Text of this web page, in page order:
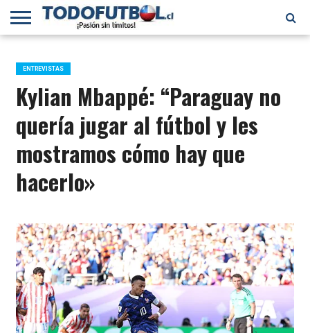
PRIMERA
B
SELECCIÓN
CHILENA
CHILENOS
EN EL
MUNDO
FÚTBOL
INTERNACIONAL
ENTREVISTAS
Kylian Mbappé: “Paraguay no
quería jugar al fútbol y les
mostramos cómo hay que
hacerlo»